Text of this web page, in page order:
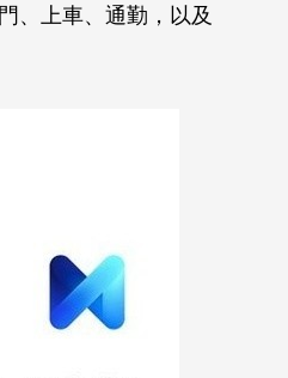
、上車、通勤，以及